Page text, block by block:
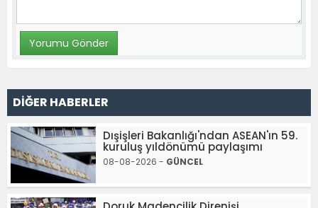
DİĞER HABERLER
Dışişleri Bakanlığı'ndan ASEAN'ın 59.
kuruluş yıldönümü paylaşımı
08-08-2026 - GÜNCEL